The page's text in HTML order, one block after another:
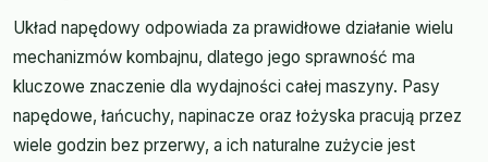
Układ napędowy odpowiada za prawidłowe działanie wielu
mechanizmów kombajnu, dlatego jego sprawność ma
kluczowe znaczenie dla wydajności całej maszyny. Pasy
napędowe, łańcuchy, napinacze oraz łożyska pracują przez
wiele godzin bez przerwy, a ich naturalne zużycie jest